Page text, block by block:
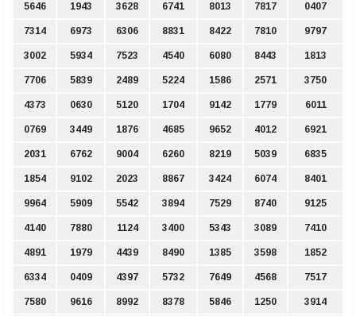
5646 1943 3628 6741 8013 7817 0407
7314 6973 6306 8831 8422 7810 9797
3002 5934 7523 4540 6080 8443 1813
7706 5839 2489 5224 1586 2571 3750
4373 0630 5120 1704 9142 1779 6011
0769 3449 1876 4685 9652 4012 6921
2031 6762 9004 6260 8219 5039 6835
1854 9102 2023 8867 3424 6074 8401
9964 5909 5542 3894 7529 8740 9125
4140 7880 1124 3400 5343 3089 7410
4891 1979 4439 8490 1385 3598 1852
6334 0409 4397 5732 7649 4568 7517
7580 9616 8992 8378 5846 1250 3914